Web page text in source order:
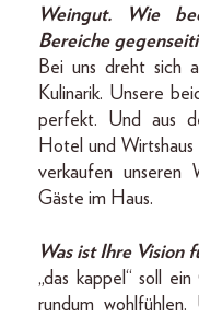
Weingut. Wie
Bereiche
Bei uns dreht sich
Kulinarik. Unsere
perfekt. Und aus
Hotel und
verkaufen
Gäste im Haus.
Was ist Ihre Vision
„das kappel“ soll
rundum wohlfühlen.